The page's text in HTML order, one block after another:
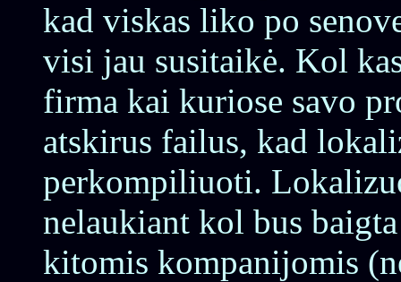
kad viskas liko po
visi jau susitaikė. Kol
firma kai kuriose savo
atskirus failus, kad
perkompiliuoti.
nelaukiant kol bus
kitomis kompanijomis